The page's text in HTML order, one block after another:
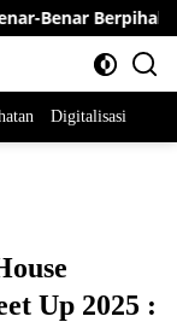
Berpihak kepada
Digitalisasi
Up 2025 :